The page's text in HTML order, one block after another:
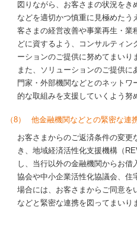
図りながら、お客さまの状況を
などを適切かつ慎重に見極めたう
客さまの経営改善や事業再生・業
どに資するよう、コンサルティン
ーションのご提供に努めてまいり
また、ソリューションのご提供
門家・外部機関などとのネット
的な取組みを支援していくよう努
（8） 他金融機関などとの緊密な連
お客さまからのご返済条件の変更
き、地域経済活性化支援機構（
し、当行以外の金融機関からお
協会や中小企業活性化協議会、住
場合には、お客さまからご同意を
などと緊密な連携を図ってまいり